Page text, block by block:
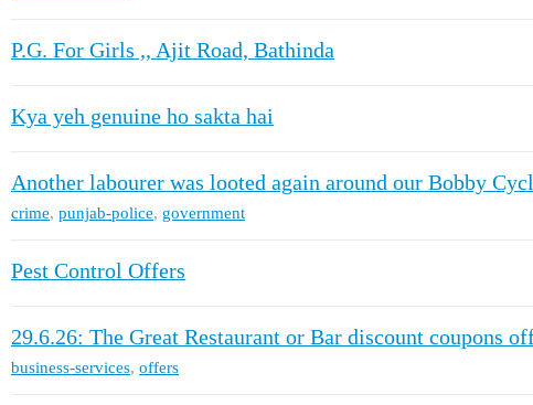
P.G. For Girls ,, Ajit Road, Bathinda
Kya yeh genuine ho sakta hai
Another labourer was looted again around our Bobby
crime, punjab-police, government
Pest Control Offers
29.6.26: The Great Restaurant or Bar discount coupons
business-services, offers